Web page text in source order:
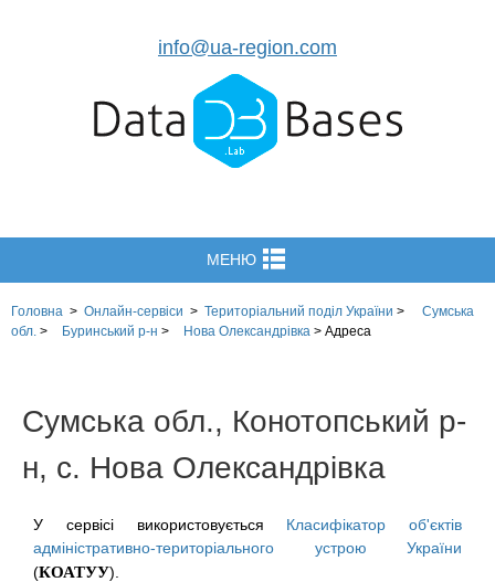
info@ua-region.com
МЕНЮ
Головна > Онлайн-сервіси > Територіальний поділ України >
Сумська
обл. > Буринський р-н > Нова Олександрівка > Адреса
Сумська обл., Конотопський р-
н, с. Нова Олександрівка
У сервісі використовується Класифікатор об'єктів
адміністративно-територіального устрою України
(КОАТУУ).